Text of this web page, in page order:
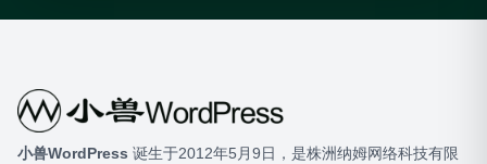
小兽WordPress ​ 诞生于2012年5月9日，是株洲纳姆网络科技有限